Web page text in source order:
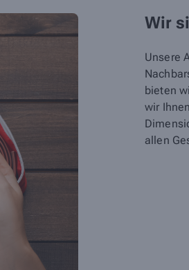
Wir
Unsere
bieten
wir
allen